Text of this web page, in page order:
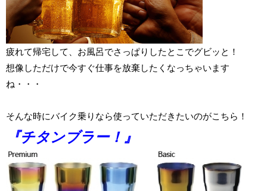
疲れて帰宅して、お風呂でさっぱりしたとこでグビッと！
想像しただけで今すぐ仕事を放棄したくなっちゃいます
ね・・・
そんな時にバイク乗りなら使っていただきたいのがこちら！
『チタンブラー！』